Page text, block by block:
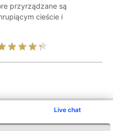
Live chat
przyrządzane są
cieście i